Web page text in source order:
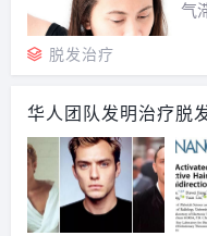
气
每
脱
髓
脱发治疗
华人团队发明治疗脱
发！